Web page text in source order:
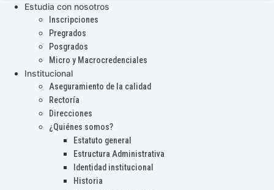
Estudia con nosotros
Inscripciones
Pregrados
Posgrados
Micro y Macrocredenciales
Institucional
Aseguramiento de la calidad
Rectoría
Direcciones
¿Quiénes somos?
Estatuto general
Estructura Administrativa
Identidad institucional
Historia